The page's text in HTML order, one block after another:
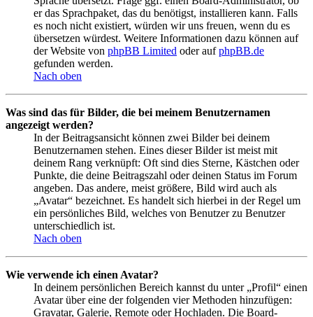
er das Sprachpaket, das du benötigst, installieren kann. Falls
es noch nicht existiert, würden wir uns freuen, wenn du es
übersetzen würdest. Weitere Informationen dazu können auf
der Website von phpBB Limited oder aufphpBB.de
gefunden werden.
Nach oben
Was sind das für Bilder, die bei meinem Benutzernamen
angezeigt werden?
In der Beitragsansicht können zwei Bilder bei deinem
Benutzernamen stehen. Eines dieser Bilder ist meist mit
deinem Rang verknüpft: Oft sind dies Sterne, Kästchen oder
Punkte, die deine Beitragszahl oder deinen Status im Forum
angeben. Das andere, meist größere, Bild wird auch als
„Avatar“ bezeichnet. Es handelt sich hierbei in der Regel um
ein persönliches Bild, welches von Benutzer zu Benutzer
unterschiedlich ist.
Nach oben
Wie verwende ich einen Avatar?
In deinem persönlichen Bereich kannst du unter „Profil“ einen
Avatar über eine der folgenden vier Methoden hinzufügen:
Gravatar, Galerie, Remote oder Hochladen. Die Board-